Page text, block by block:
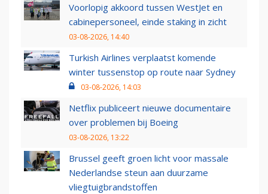
Voorlopig akkoord tussen WestJet en
cabinepersoneel, einde staking in zicht
03-08-2026, 14:40
Turkish Airlines verplaatst komende
winter tussenstop op route naar Sydney
03-08-2026, 14:03
Netflix publiceert nieuwe documentaire
over problemen bij Boeing
03-08-2026, 13:22
Brussel geeft groen licht voor massale
Nederlandse steun aan duurzame
vliegtuigbrandstoffen